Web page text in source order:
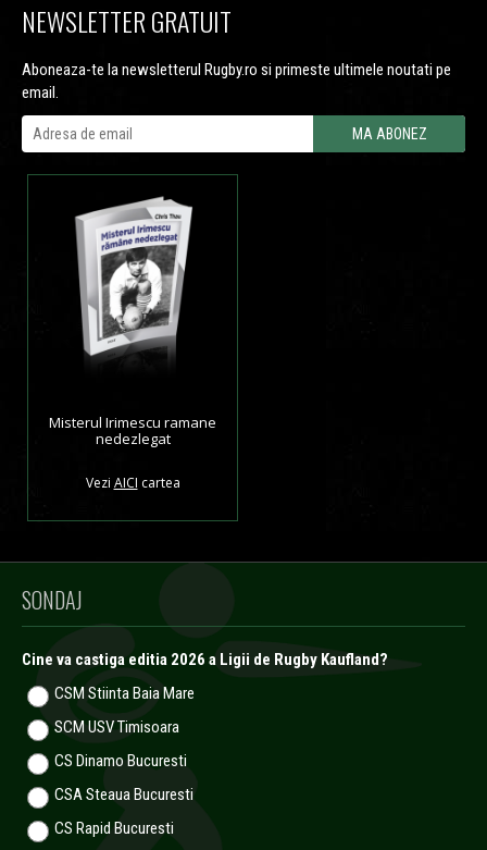
NEWSLETTER GRATUIT
Aboneaza-te la newsletterul Rugby.ro si primeste ultimele noutati pe
email.
Misterul Irimescu ramane
nedezlegat
Vezi AICI cartea
SONDAJ
Cine va castiga editia 2026 a Ligii de Rugby Kaufland?
CSM Stiinta Baia Mare
SCM USV Timisoara
CS Dinamo Bucuresti
CSA Steaua Bucuresti
CS Rapid Bucuresti